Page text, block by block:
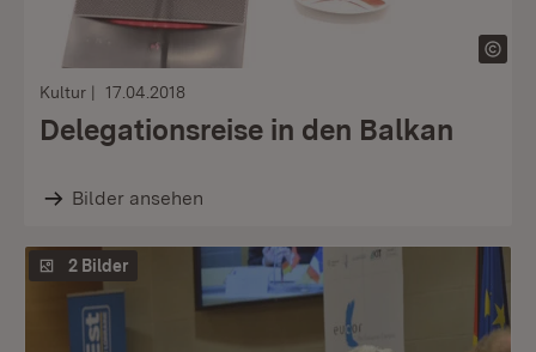
Kultur 17.04.2018
Delegationsreise in den Balkan
Bilder ansehen
2 Bilder